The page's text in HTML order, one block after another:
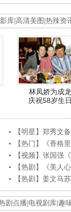
库 高清美图 热辣资
林凤娇为成龙
庆祝58岁生
【明星】郑秀文
【热门】《香格
【视频】张国强
【热剧】《美人
【热剧】姜文马
剧点播 电视剧库 趣